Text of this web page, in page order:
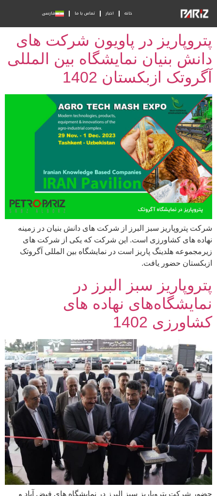
خانه اخبار تماس با ما فارسی
پتروپاریز در پاویون شرکت های
دانش‌ بنیان نمایشگاه بین المللی
آگروتک ازبکستان 1402
شرکت پتروپاریز سبز البرز از شرکت های دانش بنیان در زمینه
نهاده های کشاورزی است. این شرکت که یکی از شرکت های
زیرمجموعه هلدینگ پاریز است در نمایشگاه بین المللی آگروتک
ازبکستان حضور یافت.
پتروپاریز سبز البرز در
نمایشگاه‌‌های نهاده های
کشاورزی 1402
حضور شرکت پتروپاریز سبز البرز در نمایشگاه های فیض آباد و